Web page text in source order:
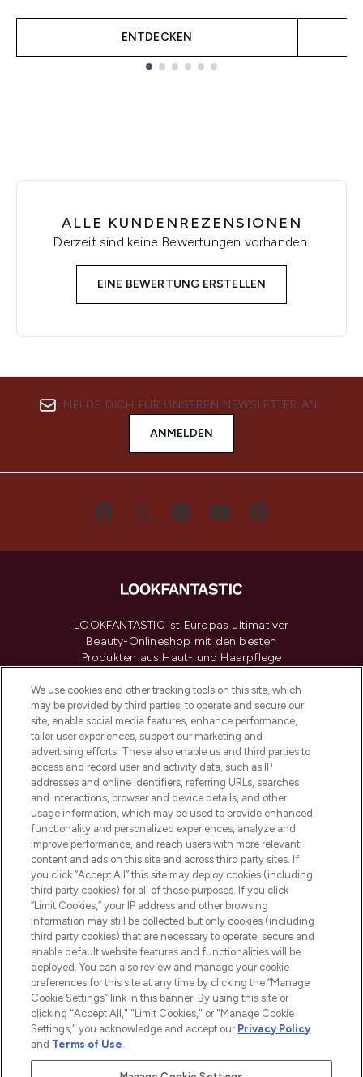
ENTDECKEN
ALLE KUNDENREZENSIONEN
Derzeit sind keine Bewertungen vorhanden.
EINE BEWERTUNG ERSTELLEN
MELDE DICH FÜR UNSEREN NEWSLETTER AN
ANMELDEN
LOOKFANTASTIC ist Europas ultimativer
Beauty-Onlineshop mit den besten
Produkten aus Haut- und Haarpflege
renommierten Marken. Shoppe online
oder über die App mit kostenloser
Lieferung ab einem Einkaufswert von 30€.
Cookie-Einwilligung
Do Not Sell or Share My Personal
Information
HILFE & INFORMATION
IMPRESSUM
ÜBER LOOKFANTASTIC
COVID-19
Pay Securely With
We use cookies and other tracking tools on this site, which
may be provided by third parties, to operate and secure our
site, enable social media features, enhance performance,
tailor user experiences, support our marketing and
advertising efforts. These also enable us and third parties to
access and record user and activity data, such as IP
addresses and online identifiers, referring URLs, searches
and interactions, browser and device details, and other
usage information, which may be used to provide enhanced
functionality and personalized experiences, analyze and
improve performance, and reach users with more relevant
content and ads on this site and across third party sites. If
you click “Accept All” this site may deploy cookies (including
third party cookies) for all of these purposes. If you click
“Limit Cookies,” your IP address and other browsing
information may still be collected but only cookies (including
third party cookies) that are necessary to operate, secure and
enable default website features and functionalities will be
deployed. You can also review and manage your cookie
preferences for this site at any time by clicking the “Manage
Cookie Settings” link in this banner. By using this site or
clicking "Accept All," "Limit Cookies," or "Manage Cookie
Settings," you acknowledge and accept our Privacy Policy
and Terms of Use.